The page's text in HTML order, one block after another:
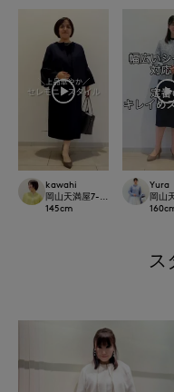
kawahi
岡山天満屋7-IDconcept.
145cm
Yura
岡山
160
ス